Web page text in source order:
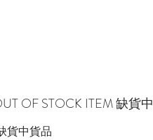
OF STOCK ITEM 缺貨
貨中貨品